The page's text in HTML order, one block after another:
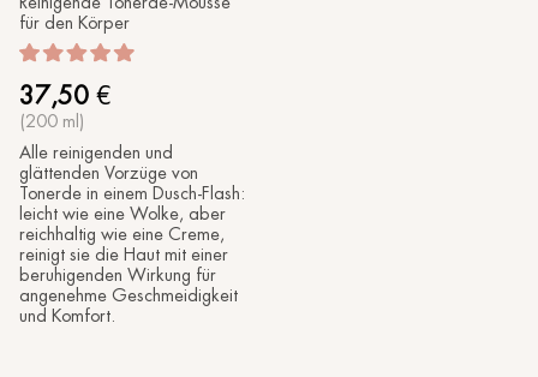
für den Körper
37,50 €
(200 ml)
Alle reinigenden und
glättenden Vorzüge von
Tonerde in einem Dusch-Flash:
leicht wie eine Wolke, aber
reichhaltig wie eine Creme,
reinigt sie die Haut mit einer
beruhigenden Wirkung für
angenehme Geschmeidigkeit
und Komfort.